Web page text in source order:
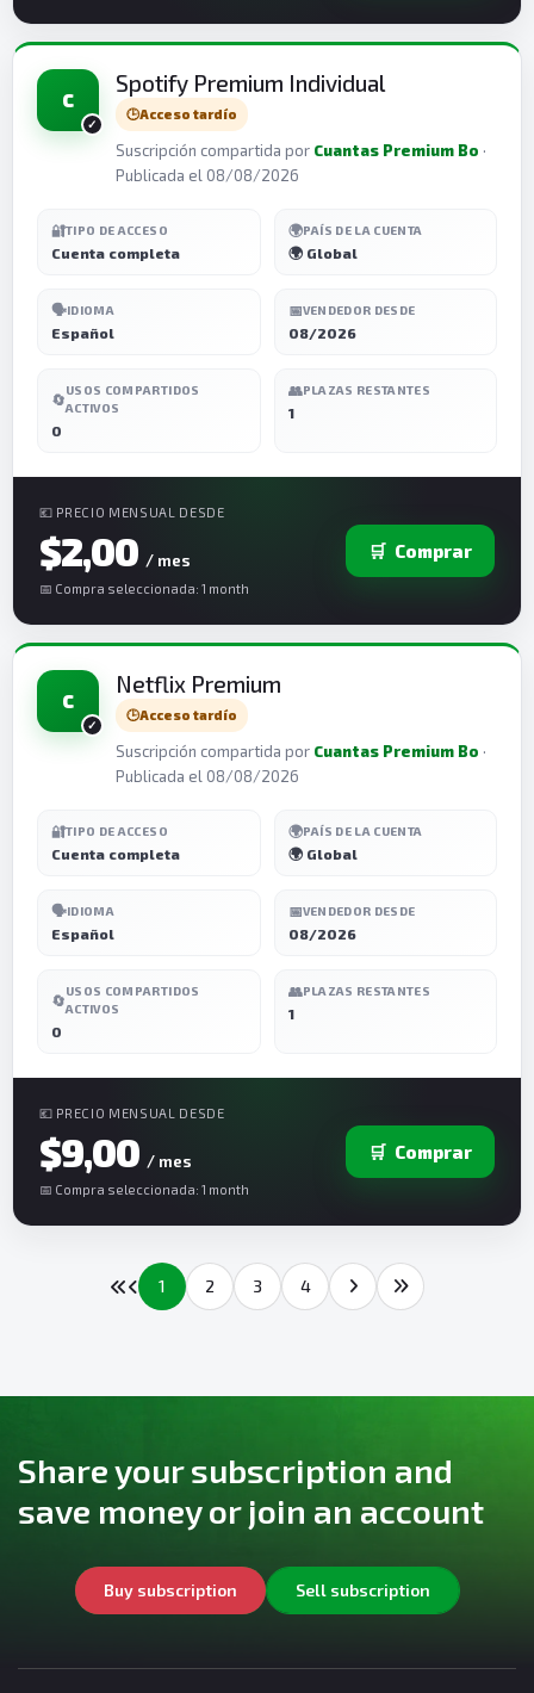
C
Spotify Premium Individual
🕒Acceso tardío
Suscripción compartida por Cuantas Premium Bo ·
Publicada el 08/08/2026
🔐TIPO DE ACCESO
Cuenta completa
🌍PAÍS DE LA CUENTA
🌍 Global
🗣️IDIOMA
Español
📅VENDEDOR DESDE
08/2026
🔄
USOS COMPARTIDOS
ACTIVOS
0
👥PLAZAS RESTANTES
1
💶 PRECIO MENSUAL DESDE
$2,00 / mes
📅 Compra seleccionada: 1 month
🛒 Comprar
C
Netflix Premium
🕒Acceso tardío
Suscripción compartida por Cuantas Premium Bo ·
Publicada el 08/08/2026
🔐TIPO DE ACCESO
Cuenta completa
🌍PAÍS DE LA CUENTA
🌍 Global
🗣️IDIOMA
Español
📅VENDEDOR DESDE
08/2026
🔄
USOS COMPARTIDOS
ACTIVOS
0
👥PLAZAS RESTANTES
1
💶 PRECIO MENSUAL DESDE
$9,00 / mes
📅 Compra seleccionada: 1 month
🛒 Comprar
1 2 3 4
Share your subscription and
save money or join an account
Buy subscription Sell subscription